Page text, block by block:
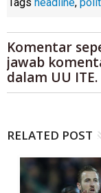
Komentar
jawab
dalam UU
RELATED POST